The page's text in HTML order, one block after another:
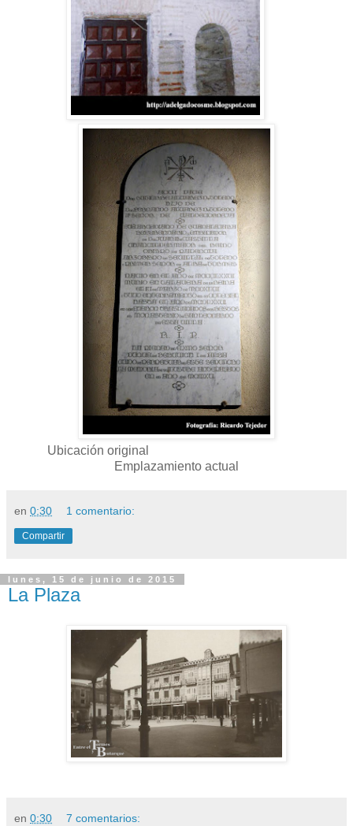
Ubicación original
Emplazamiento actual
en 0:30 1 comentario:
Compartir
lunes, 15 de junio de 2015
La Plaza
en 0:30 7 comentarios: